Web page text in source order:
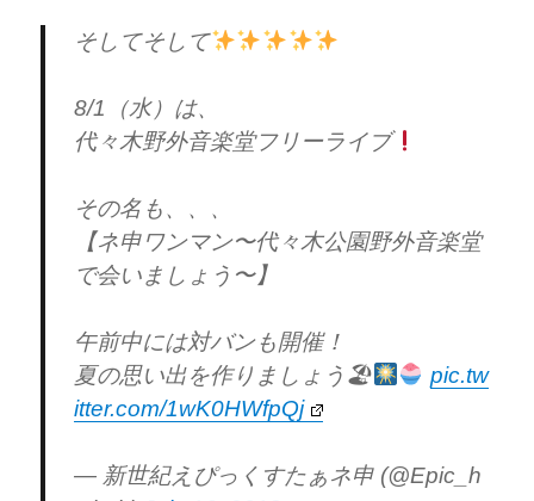
そしてそして
8/1（水）は、
代々木野外音楽堂フリーライブ
その名も、、、
【ネ申ワンマン〜代々木公園野外音楽堂
で会いましょう〜】
午前中には対バンも開催！
夏の思い出を作りましょう🏖
pic.tw
itter.com/1wK0HWfpQj
— 新世紀えぴっくすたぁネ申 (@Epic_h